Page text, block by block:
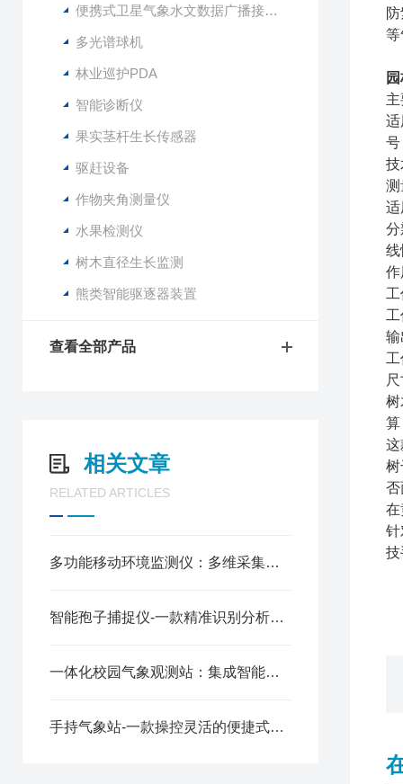
便携式卫星气象水文数据广播接收设备
多光谱球机
林业巡护PDA
智能诊断仪
果实茎杆生长传感器
驱赶设备
作物夹角测量仪
水果检测仪
树木直径生长监测
熊类智能驱逐器装置
查看全部产品
相关文章
RELATED ARTICLES
多功能移动环境监测仪：多维采集环境数据，赋能户外智能管控
智能孢子捕捉仪-一款精准识别分析的全自动孢子捕捉仪2025全+境+派+送
一体化校园气象观测站：集成智能管控，提升校园观测效能
手持气象站-一款操控灵活的便捷式气象仪2025全+境+派+送
等
适
号
技
测
适
分
线
作
输
树
算
这
树
否
在
针
技